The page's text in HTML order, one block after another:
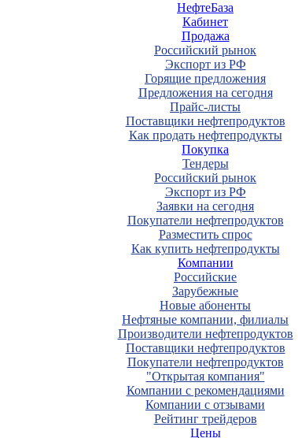
НефтеБаза
Кабинет
Продажа
Российский рынок
Экспорт из РФ
Горящие предложения
Предложения на сегодня
Прайс-листы
Поставщики нефтепродуктов
Как продать нефтепродукты
Покупка
Тендеры
Российский рынок
Экспорт из РФ
Заявки на сегодня
Покупатели нефтепродуктов
Разместить спрос
Как купить нефтепродукты
Компании
Российские
Зарубежные
Новые абоненты
Нефтяные компании, филиалы
Производители нефтепродуктов
Поставщики нефтепродуктов
Покупатели нефтепродуктов
"Открытая компания"
Компании с рекомендациями
Компании с отзывами
Рейтинг трейдеров
Цены